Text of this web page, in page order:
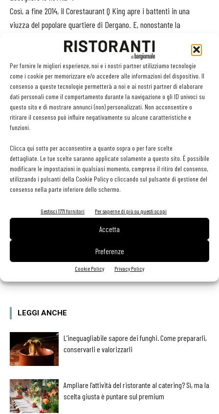
Per fornire le migliori esperienze, noi e i nostri partner utilizziamo tecnologie
come i cookie per memorizzare e/o accedere alle informazioni del dispositivo. Il
consenso a queste tecnologie permetterà a noi e ai nostri partner di elaborare
dati personali come il comportamento durante la navigazione o gli ID univoci su
questo sito e di mostrare annunci (non) personalizzati. Non acconsentire o
ritirare il consenso può influire negativamente su alcune caratteristiche e
funzioni.
Clicca qui sotto per acconsentire a quanto sopra o per fare scelte
dettagliate. Le tue scelte saranno applicate solamente a questo sito. È possibile
modificare le impostazioni in qualsiasi momento, compreso il ritiro del consenso,
utilizzando i pulsanti della Cookie Policy o cliccando sul pulsante di gestione del
consenso nella parte inferiore dello schermo.
Gestisci 1771 fornitori Per saperne di più su questi scopi
Accetta
Preferenze
Cookie Policy Privacy Policy
Così, a fine 2014, il Corestaurant Q King apre i battenti in una
viuzza del popolare quartiere di Dergano. E, nonostante la
posizione defilata, ha subito “attecchito”. Oggi lo spazio ospita
da un minimo di 10 a un massimo di 25 eventi al mese
.
Merito della presenza di tante aziende in zona, ma anche
dell’apprezzamento degli abitanti della zona. E dei prezzi
accessibili: per i privati, si parte da 169 euro con l’offerta last
minute, prenotando 3 giorni prima.
La formula piace e la soddisfazione del cliente è assicurata:
loro», scherza Colombini. «Lo spazio è davvero flessibile -
conclude il patron -. Per esempio, un appassionato di teatro e di
cucina organizza eventi che combinano le sue due passioni e ci ha
chiesto la possibilità, ora allo studio, di aprire al pubblico una volta
LEGGI ANCHE
L’ineguagliabile sapore dei funghi. Come prepararli,
conservarli e valorizzarli
Ampliare l’attività del ristorante al catering? Sì, ma la
scelta giusta è puntare sul premium